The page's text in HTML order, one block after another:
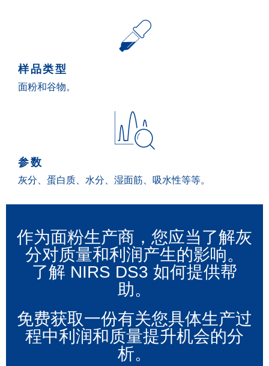
样品类型
面粉和谷物。
参数
灰分、蛋白质、水分、湿面筋、吸水性等等。
作为面粉生产商，您应当了解灰
分对质量和利润产生的影响。
了解 NIRS DS3 如何提供帮
助。
免费获取一份有关您具体生产过
程中利润和质量提升机会的分
析。